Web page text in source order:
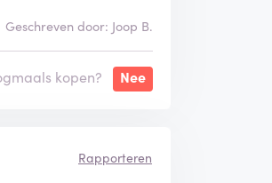
Geschreven door: Joop B.
kopen? Nee
Rapporteren